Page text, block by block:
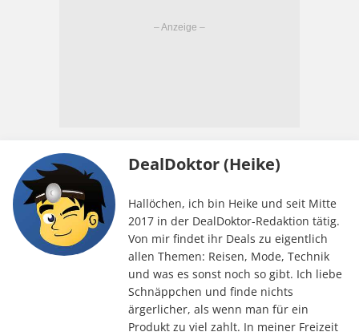
DealDoktor (Heike)
Hallöchen, ich bin Heike und seit Mitte
2017 in der DealDoktor-Redaktion tätig.
Von mir findet ihr Deals zu eigentlich
allen Themen: Reisen, Mode, Technik
und was es sonst noch so gibt. Ich liebe
Schnäppchen und finde nichts
ärgerlicher, als wenn man für ein
Produkt zu viel zahlt. In meiner Freizeit